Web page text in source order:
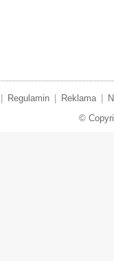
Regulamin Reklama
©